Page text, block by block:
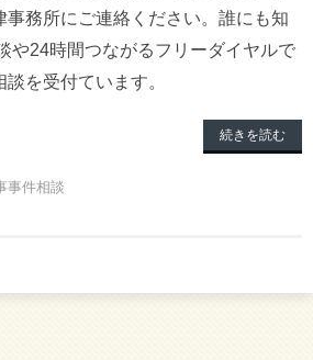
事務所にご連絡ください。誰にも知
や24時間つながるフリーダイヤルで
を受付ています。
続きを読む
事件相談